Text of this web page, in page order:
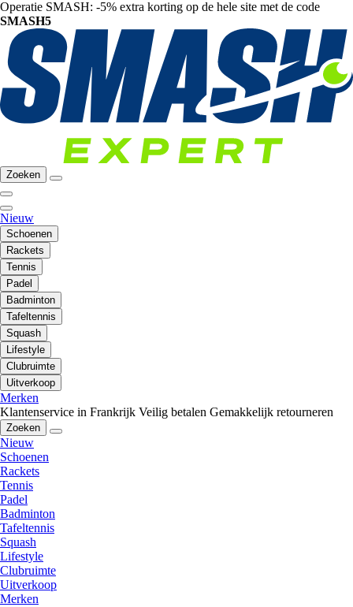
Operatie SMASH: -5% extra korting op de hele site met de code
SMASH5
Zoeken
Nieuw
Schoenen
Rackets
Tennis
Padel
Badminton
Tafeltennis
Squash
Lifestyle
Clubruimte
Uitverkoop
Merken
Klantenservice in Frankrijk Veilig betalen Gemakkelijk retourneren
Zoeken
Nieuw
Schoenen
Rackets
Tennis
Padel
Badminton
Tafeltennis
Squash
Lifestyle
Clubruimte
Uitverkoop
Merken